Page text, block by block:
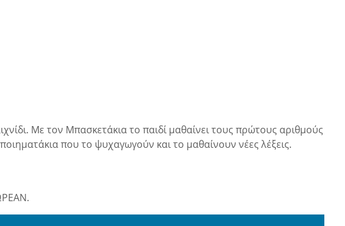
Με τον Μπασκετάκια το παιδί μαθαίνει τους πρώτους αριθμούς
που το ψυχαγωγούν και το μαθαίνουν νέες λέξεις.